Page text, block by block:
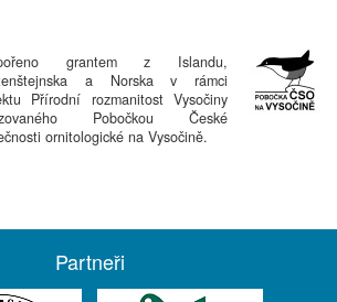
grantem z Islandu,
a Norska v rámci
Přírodní rozmanitost Vysočiny
Pobočkou České
ornitologické na Vysočině.
Partneři